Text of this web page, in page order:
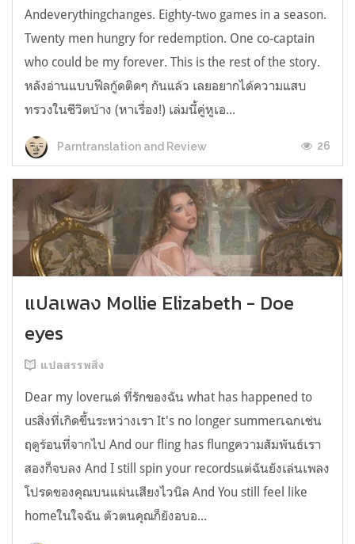
Andeverythingchanges. Eighty-two games in a season.
Twenty men hungry for redemption. One co-captain
who could be my forever. This is the rest of the story.
หลังอ่านแบบฟีลกู้ดติดๆ กันแล้ว เลยอยากได้ความแสบ
ทรวงในชีวิตบ้าง (หาเรื่อง!) เล่มนี้คู่หูเอ...
Parntranslation and Review 26
แปลเพลง Mollie Elizabeth - Doe
eyes
แปลสรรพสิ่ง
Dear my loverแด่ ที่รักของฉัน what has happened to
usสิ่งที่เกิดขึ้นระหว่างเรา It's no longer summerเฉกเช่น
ฤดูร้อนที่จากไป And our fling has flungความสัมพันธ์เรา
สองก็จบลง And I still spin your recordsแต่ฉันยังเล่นเพลง
โปรดของคุณบนแผ่นเสียงไวนิล And You still feel like
homeในใจฉัน ตัวตนคุณก็ยังอบอ...